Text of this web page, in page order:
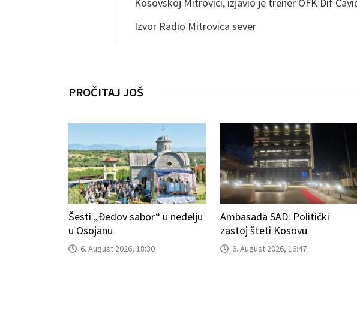
Izvor Radio Mitrovica sever
PROČITAJ JOŠ
Šesti „Đedov sabor“ u nedelju
u Osojanu
6. August 2026, 18:30
Ambasada SAD: Politički
zastoj šteti Kosovu
6. August 2026, 16:47